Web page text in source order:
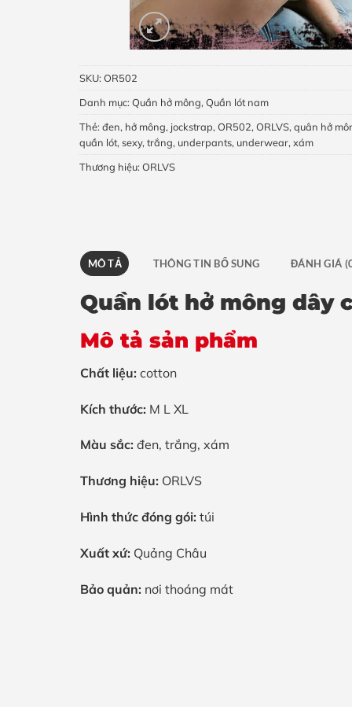
SKU: OR502
Danh mục: Quần hở mông, Quần lót nam
Thẻ: đen, hở mông, jockstrap, OR502, ORLVS, quân hở
quần lót, sexy, trắng, underpants, underwear, xám
Thương hiệu: ORLVS
MÔ TẢ THÔNG TIN BỔ SUNG ĐÁNH GIÁ
Quần lót hở mông dây
Mô tả sản phẩm
Chất liệu: cotton
Kích thước: M L XL
Màu sắc: đen, trắng, xám
Thương hiệu: ORLVS
Hình thức đóng gói: túi
Xuất xứ: Quảng Châu
Bảo quản: nơi thoáng mát